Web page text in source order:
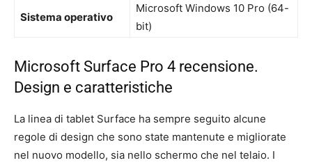
Sistema operativo
Microsoft Windows 10 Pro (64-
bit)
Microsoft Surface Pro 4 recensione.
Design e caratteristiche
La linea di tablet Surface ha sempre seguito alcune
regole di design che sono state mantenute e migliorate
nel nuovo modello, sia nello schermo che nel telaio. I